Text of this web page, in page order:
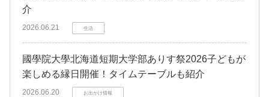
介
2026.06.21 生活
國學院大學北海道短期大学部ありす祭2026子どもが
楽しめる縁日開催！タイムテーブルも紹介
2026.06.20 お出かけ情報